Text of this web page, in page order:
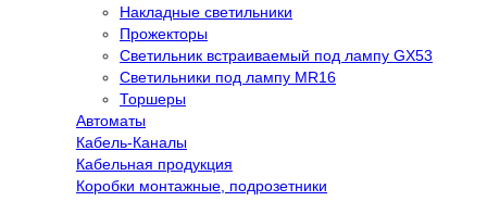
Накладные светильники
Прожекторы
Светильник встраиваемый под лампу GX53
Светильники под лампу MR16
Торшеры
Автоматы
Кабель-Каналы
Кабельная продукция
Коробки монтажные, подрозетники